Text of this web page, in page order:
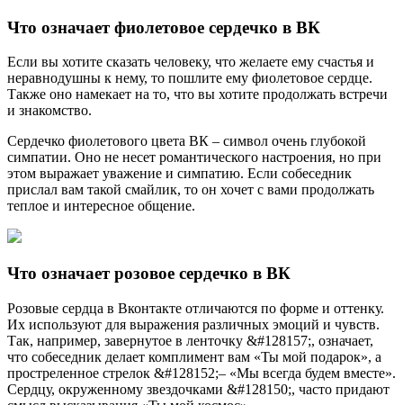
Что означает фиолетовое сердечко в ВК
Если вы хотите сказать человеку, что желаете ему счастья и
неравнодушны к нему, то пошлите ему фиолетовое сердце.
Также оно намекает на то, что вы хотите продолжать встречи
и знакомство.
Сердечко фиолетового цвета ВК – символ очень глубокой
симпатии. Оно не несет романтического настроения, но при
этом выражает уважение и симпатию. Если собеседник
прислал вам такой смайлик, то он хочет с вами продолжать
теплое и интересное общение.
Что означает розовое сердечко в ВК
Розовые сердца в Вконтакте отличаются по форме и оттенку.
Их используют для выражения различных эмоций и чувств.
Так, например, завернутое в ленточку &#128157;, означает,
что собеседник делает комплимент вам «Ты мой подарок», а
простреленное стрелок &#128152;– «Мы всегда будем вместе».
Сердцу, окруженному звездочками &#128150;, часто придают